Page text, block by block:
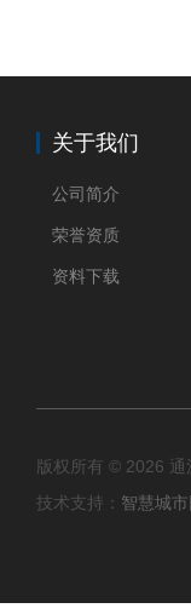
关于我们
公司简介
荣誉资质
资料下载
版权所有 © 2026
技术支持： 智慧城市